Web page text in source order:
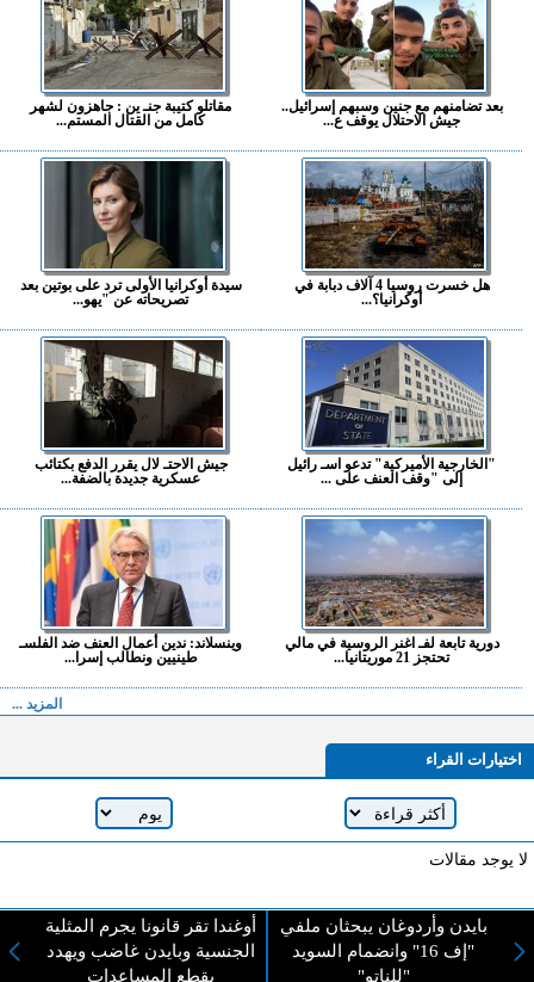
بعد تضامنهم مع جنين وسبهم إسرائيل..
جيش الاحتلال يوقف ع...
مقاتلو كتيبة جنـ ين : جاهزون لشهر
كامل من القتال المستم...
هل خسرت روسيا 4 آلاف دبابة في
أوكرانيا؟...
سيدة أوكرانيا الأولى ترد على بوتين بعد
تصريحاته عن "يهو...
"الخارجية الأميركية" تدعو اسـ رائيل
إلى "وقف العنف على ...
جيش الاحتـ لال يقرر الدفع بكتائب
عسكرية جديدة بالضفة...
دورية تابعة لفـ اغنر الروسية في مالي
تحتجز 21 موريتانيا...
وينسلاند: ندين أعمال العنف ضد الفلسـ
طينيين ونطالب إسرا...
المزيد ...
اختيارات القراء
لا يوجد مقالات
بايدن وأردوغان يبحثان ملفي
"إف 16" وانضمام السويد
"للناتو"
أوغندا تقر قانونا يجرم المثلية
الجنسية وبايدن غاضب ويهدد
بقطع المساعدات
لا مانع من الإقتباس وإعادة النشر شريط ذكر المصدر ( المدينة نيوز ) - الآراء والتعليقات
المنشورة تعبر عن رأي أصحابها فقط